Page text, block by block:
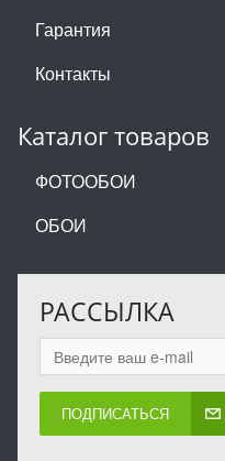
Гарантия
Контакты
Каталог товаров
ФОТООБОИ
ОБОИ
РАССЫЛКА
ПОДПИСАТЬСЯ